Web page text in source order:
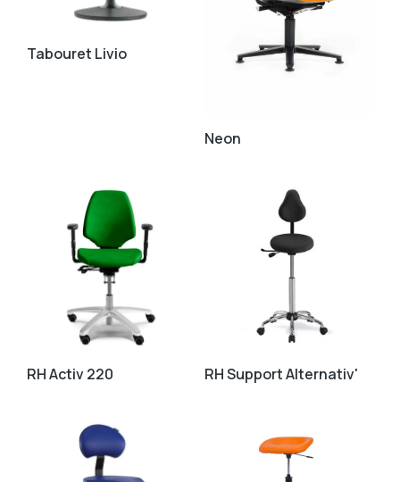
Tabouret Livio
Neon
RH Activ 220 RH Support Alternativ'